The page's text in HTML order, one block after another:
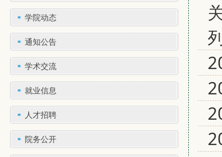
学院动态
通知公告
学术交流
就业信息
人才招聘
院务公开